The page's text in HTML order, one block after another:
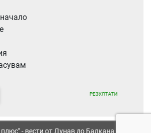
РЕЗУЛТАТИ
- вести от Дунав до Балкана